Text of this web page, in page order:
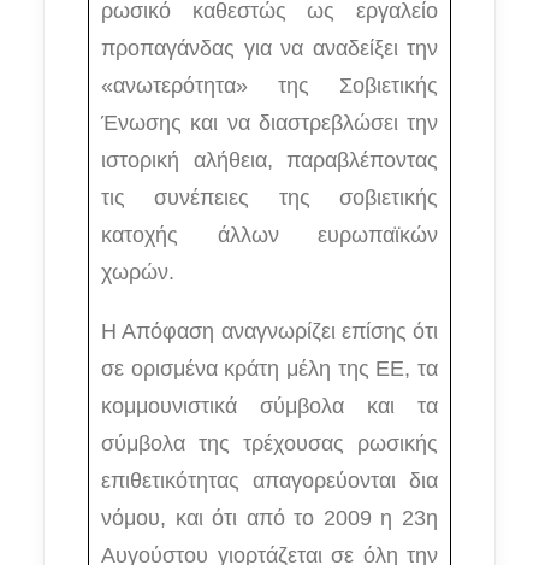
ρωσικό καθεστώς ως εργαλείο
προπαγάνδας για να αναδείξει την
«ανωτερότητα» της Σοβιετικής
Ένωσης και να διαστρεβλώσει την
ιστορική αλήθεια, παραβλέποντας
τις συνέπειες της σοβιετικής
κατοχής άλλων ευρωπαϊκών
χωρών.
Η Απόφαση αναγνωρίζει επίσης ότι
σε ορισμένα κράτη μέλη της ΕΕ, τα
κομμουνιστικά σύμβολα και τα
σύμβολα της τρέχουσας ρωσικής
επιθετικότητας απαγορεύονται δια
νόμου, και ότι από το 2009 η 23η
Αυγούστου γιορτάζεται σε όλη την